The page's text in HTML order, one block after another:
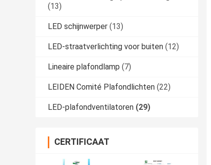
(13)
LED schijnwerper (13)
LED-straatverlichting voor buiten (12)
Lineaire plafondlamp (7)
LEIDEN Comité Plafondlichten (22)
LED-plafondventilatoren (29)
CERTIFICAAT